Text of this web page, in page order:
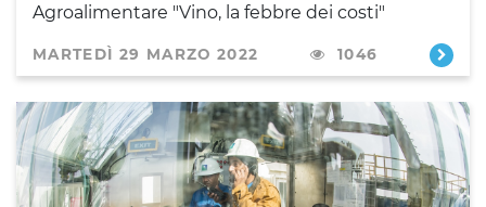
Agroalimentare "Vino, la febbre dei costi"
MARTEDÌ 29 MARZO 2022 1046